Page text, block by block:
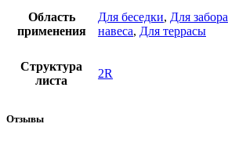
Область
применения
Для беседки, Для забора
навеса, Для террасы
Структура
листа
2R
Отзывы